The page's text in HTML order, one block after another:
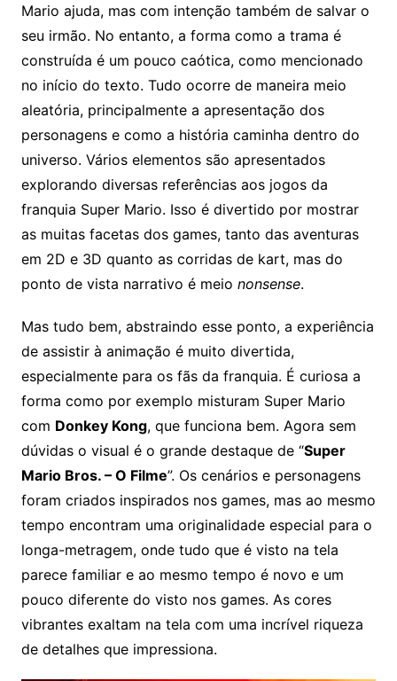
Mario ajuda, mas com intenção também de salvar o
seu irmão. No entanto, a forma como a trama é
construída é um pouco caótica, como mencionado
no início do texto. Tudo ocorre de maneira meio
aleatória, principalmente a apresentação dos
personagens e como a história caminha dentro do
universo. Vários elementos são apresentados
explorando diversas referências aos jogos da
franquia Super Mario. Isso é divertido por mostrar
as muitas facetas dos games, tanto das aventuras
em 2D e 3D quanto as corridas de kart, mas do
ponto de vista narrativo é meio nonsense.
Mas tudo bem, abstraindo esse ponto, a experiência
de assistir à animação é muito divertida,
especialmente para os fãs da franquia. É curiosa a
forma como por exemplo misturam Super Mario
com Donkey Kong, que funciona bem. Agora sem
dúvidas o visual é o grande destaque de “Super
Mario Bros. – O Filme”. Os cenários e personagens
foram criados inspirados nos games, mas ao mesmo
tempo encontram uma originalidade especial para o
longa-metragem, onde tudo que é visto na tela
parece familiar e ao mesmo tempo é novo e um
pouco diferente do visto nos games. As cores
vibrantes exaltam na tela com uma incrível riqueza
de detalhes que impressiona.